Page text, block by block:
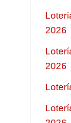
2026
2026